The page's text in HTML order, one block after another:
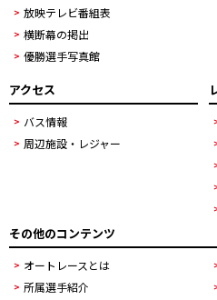
放映テレビ番組表
横断幕の掲出
優勝選手写真館
アクセス
バス情報
周辺施設・レジャー
その他のコンテンツ
オートレースとは
所属選手紹介